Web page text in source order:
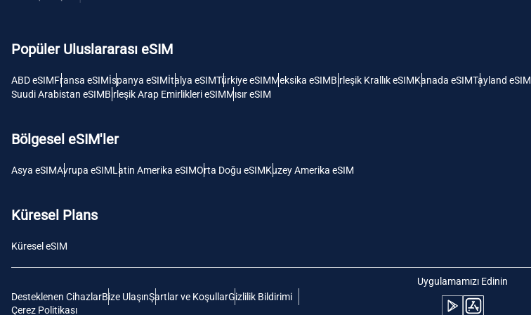
Popüler Uluslararası eSIM
ABD eSIMFransa eSIMİspanya eSIMİtalya eSIMTürkiye eSIMMeksika eSIMBirleşik Krallık eSIMKanada eSIMTayland eSIM
Suudi Arabistan eSIMBirleşik Arap Emirlikleri eSIMMısır eSIM
Bölgesel eSIM'ler
Asya eSIMAvrupa eSIMLatin Amerika eSIMOrta Doğu eSIMKuzey Amerika eSIM
Küresel Plans
Küresel eSIM
Desteklenen CihazlarBize UlaşınŞartlar ve KoşullarGizlilik Bildirimi
Çerez Politikası
Uygulamamızı Edinin
THB - Tayland Bahtı